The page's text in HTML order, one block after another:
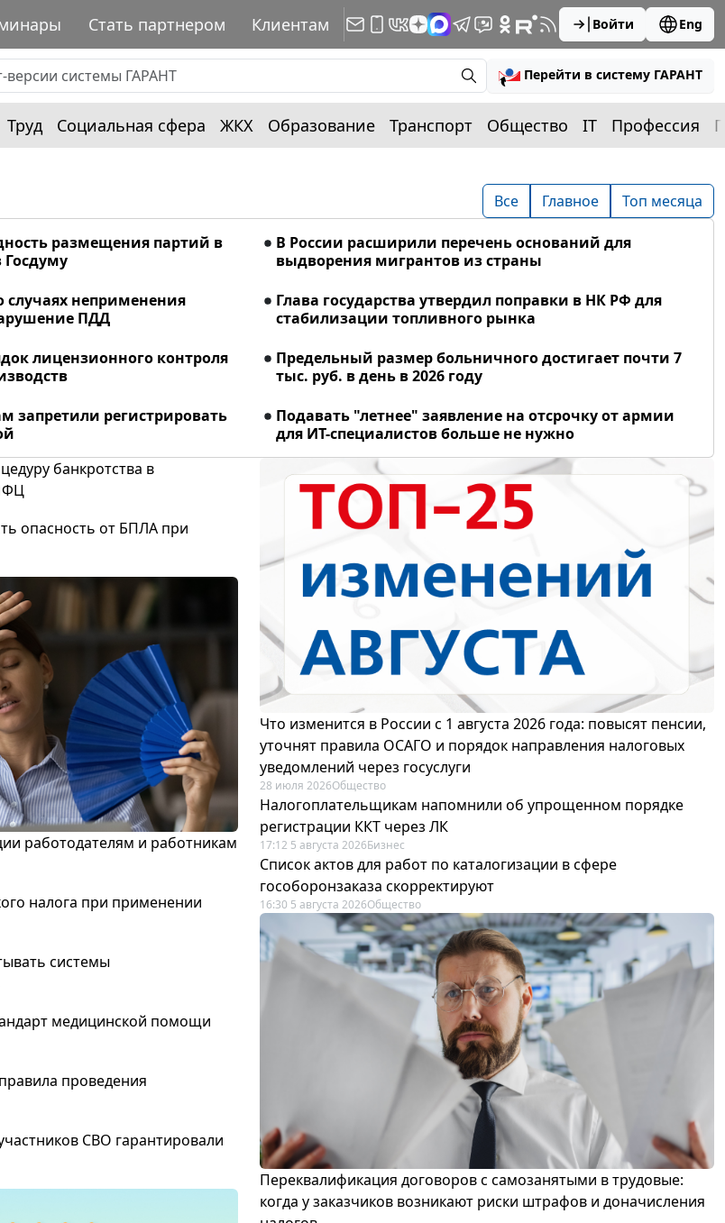
Стать партнером Клиентам Войти Eng
Перейти в систему ГАРАНТ
Труд Социальная сфера ЖКХ Образование Транспорт Общество IT Профессия
Все Главное Топ месяца
размещения партий в
В России расширили перечень оснований для
выдворения мигрантов из страны
случаях неприменения
ПДД
Глава государства утвердил поправки в НК РФ для
стабилизации топливного рынка
лицензионного контроля
Предельный размер больничного достигает почти 7
тыс. руб. в день в 2026 году
запретили регистрировать
Подавать "летнее" заявление на отсрочку от армии
для ИТ-специалистов больше не нужно
банкротства в
опасность от БПЛА при
работодателям и работникам
налога при применении
системы
медицинской помощи
проведения
СВО гарантировали
Что изменится в России с 1 августа 2026 года: повысят пенсии,
уточнят правила ОСАГО и порядок направления налоговых
уведомлений через госуслуги
28 июля 2026Общество
Налогоплательщикам напомнили об упрощенном порядке
регистрации ККТ через ЛК
17:12 5 августа 2026Бизнес
Список актов для работ по каталогизации в сфере
гособоронзаказа скорректируют
16:30 5 августа 2026Общество
Переквалификация договоров с самозанятыми в трудовые:
когда у заказчиков возникают риски штрафов и доначисления